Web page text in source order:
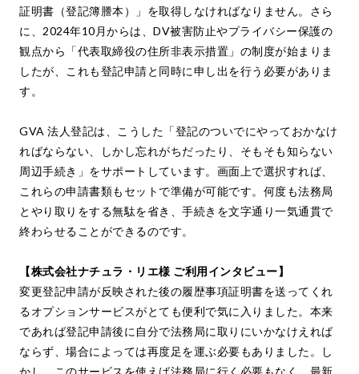
証明書（登記簿謄本）」を取得しなければなりません。さら
に、2024年10月からは、DV被害防止やプライバシー保護の
観点から「代表取締役の住所非表示措置」の制度が始まりま
したが、これも登記申請と同時に申し出を行う必要がありま
す。
GVA 法人登記は、こうした「登記のついでにやっておかなけ
ればならない、しかし忘れがちだったり、そもそも知らない
周辺手続き」をサポートしています。画面上で選択すれば、
これらの申請書類もセットで準備が可能です。何度も法務局
とやり取りをする無駄を省き、手続きを文字通り一気通貫で
終わらせることができるのです。
【株式会社ナチュラ・リエ様 ご利用インタビュー】
変更登記申請が反映された後の履歴事項証明書を送ってくれ
るオプションサービスがとても便利で気に入りました。本来
であれば登記申請後に自分で法務局に取りにいかなけえれば
ならず、場合によっては再度足を運ぶ必要もありました。し
かし、このサービスを使えば法務局に行く必要もなく、最新